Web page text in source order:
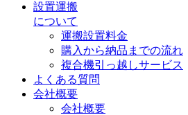
設置運搬
について
運搬設置料金
購入から納品までの流れ
複合機引っ越しサービス
よくある質問
会社概要
会社概要